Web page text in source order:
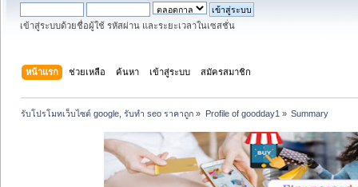
เข้าสู่ระบบด้วยชื่อผู้ใช้ รหัสผ่าน และระยะเวลาในเซสชั่น
หน้าแรก ช่วยเหลือ ค้นหา เข้าสู่ระบบ สมัครสมาชิก
รับโปรโมทเว็บไซต์ google, รับทำ seo ราคาถูก » Profile of goodday1 » Summary